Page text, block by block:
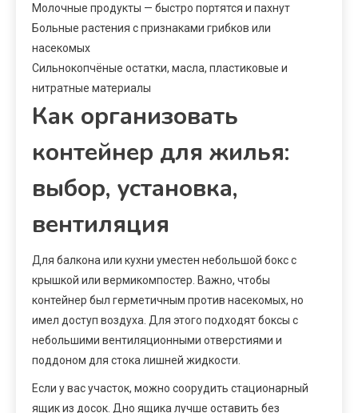
Молочные продукты — быстро портятся и пахнут
Больные растения с признаками грибков или
насекомых
Сильнокопчёные остатки, масла, пластиковые и
нитратные материалы
Как организовать
контейнер для жилья:
выбор, установка,
вентиляция
Для балкона или кухни уместен небольшой бокс с
крышкой или вермикомпостер. Важно, чтобы
контейнер был герметичным против насекомых, но
имел доступ воздуха. Для этого подходят боксы с
небольшими вентиляционными отверстиями и
поддоном для стока лишней жидкости.
Если у вас участок, можно соорудить стационарный
ящик из досок. Дно ящика лучше оставить без